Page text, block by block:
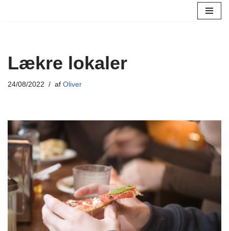
Lækre lokaler
24/08/2022 af Oliver